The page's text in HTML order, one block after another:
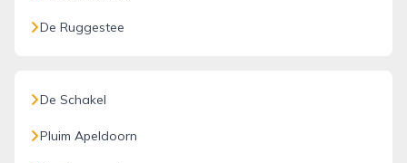
De Ruggestee
De Schakel
Pluim Apeldoorn